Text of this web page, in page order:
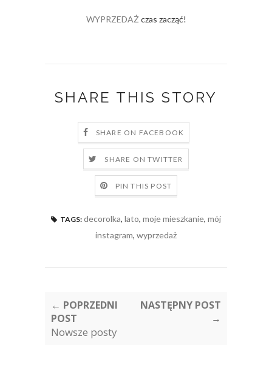
WYPRZEDAŻ czas zacząć!
SHARE THIS STORY
SHARE ON FACEBOOK
SHARE ON TWITTER
PIN THIS POST
TAGS: decorolka, lato, moje mieszkanie, mój
instagram, wyprzedaż
← POPRZEDNI
POST
Nowsze posty
NASTĘPNY POST
→